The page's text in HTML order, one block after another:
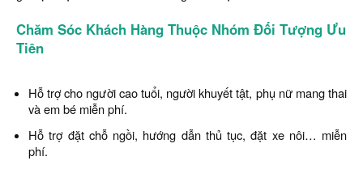
Chăm Sóc Khách Hàng Thuộc Nhóm Đối Tượng Ưu
Tiên
Hỗ trợ cho người cao tuổi, người khuyết tật, phụ nữ mang thai
và em bé miễn phí.
Hỗ trợ đặt chỗ ngồi, hướng dẫn thủ tục, đặt xe nôi… miễn
phí.